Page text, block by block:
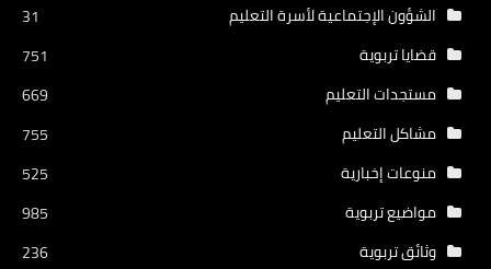
الشؤون الإجتماعية لأسرة التعليم
31
قضايا تربوية
751
مستجدات التعليم
669
مشاكل التعليم
755
منوعات إخبارية
525
مواضيع تربوية
985
وثائق تربوية
236